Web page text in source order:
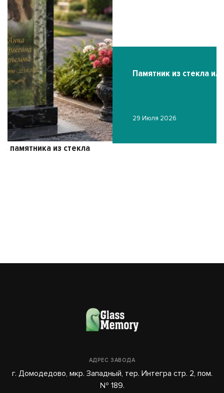
Памятник из стекла или гранита
29 Июля 2026
АДРЕС ЗАВОДА
г. Домодедово, мкр. Западный, тер. Интегра стр. 2, пом.
№ 189.